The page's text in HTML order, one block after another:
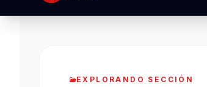
EXPLORANDO SECCIÓN